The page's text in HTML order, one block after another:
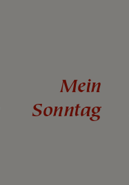
Mein
Sonntag